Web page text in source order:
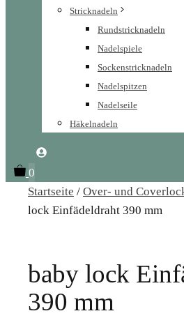
Stricknadeln
Rundstricknadeln
Nadelspiele
Sockenstricknadeln
Nadelspitzen
Nadelseile
Häkelnadeln
0
Startseite / Over- und
lock Einfädeldraht 390 mm
baby lock
390 mm